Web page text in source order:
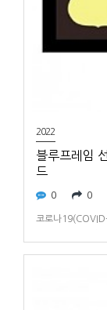
2022
블루프레임
드
0 0
코로나
요도 감소하고
체로 인한 원자재